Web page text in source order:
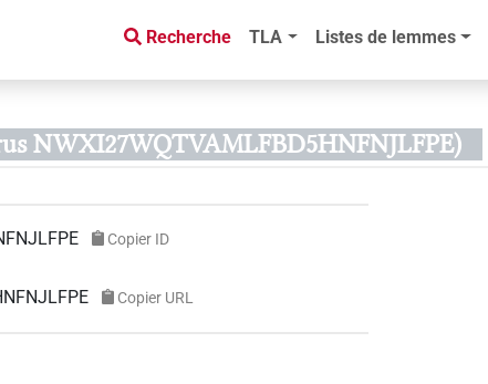
Recherche TLA Listes de lemmes
NWXI27WQTVAMLFBD5HNFNJLFPE)
Copier ID
Copier URL